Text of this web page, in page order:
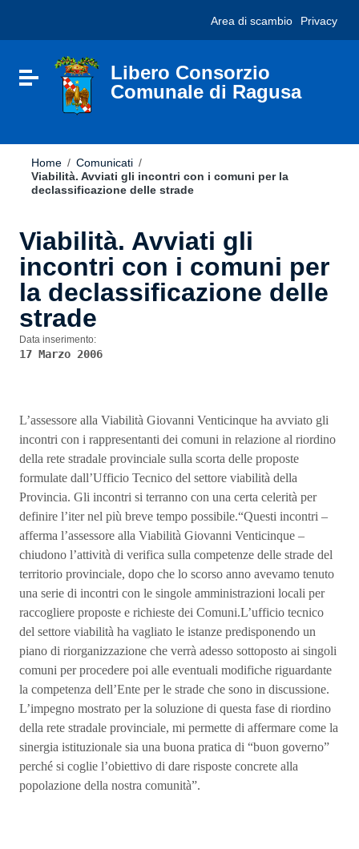
sito
include
Vai al footer
Area di scambio Privacy
Attiva / disattiva la navigazione
Libero Consorzio
Comunale di Ragusa
Home / Comunicati /
Viabilità. Avviati gli incontri con i comuni per la
declassificazione delle strade
Viabilità. Avviati gli
incontri con i comuni per
la declassificazione delle
strade
Data inserimento:
17 Marzo 2006
L’assessore alla Viabilità Giovanni Venticinque ha avviato gli
incontri con i rappresentanti dei comuni in relazione al riordino
della rete stradale provinciale sulla scorta delle proposte
formulate dall’Ufficio Tecnico del settore viabilità della
Provincia. Gli incontri si terranno con una certa celerità per
definire l’iter nel più breve tempo possibile.“Questi incontri –
afferma l’assessore alla Viabilità Giovanni Venticinque –
chiudono l’attività di verifica sulla competenze delle strade del
territorio provinciale, dopo che lo scorso anno avevamo tenuto
una serie di incontri con le singole amministrazioni locali per
raccogliere proposte e richieste dei Comuni.L’ufficio tecnico
del settore viabilità ha vagliato le istanze predisponendo un
piano di riorganizzazione che verrà adesso sottoposto ai singoli
comuni per procedere poi alle eventuali modifiche riguardante
la competenza dell’Ente per le strade che sono in discussione.
L’impegno mostrato per la soluzione di questa fase di riordino
della rete stradale provinciale, mi permette di affermare come la
sinergia istituzionale sia una buona pratica di “buon governo”
perché si coglie l’obiettivo di dare risposte concrete alla
popolazione della nostra comunità”.